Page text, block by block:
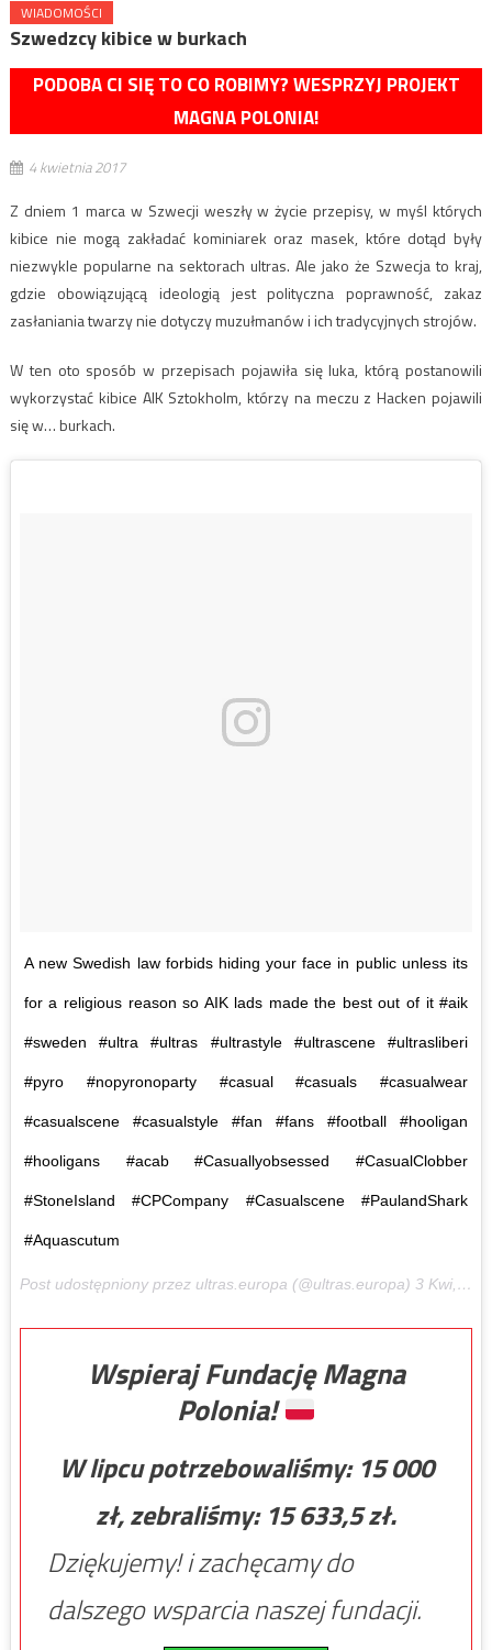
WIADOMOŚCI
Szwedzcy kibice w burkach
PODOBA CI SIĘ TO CO ROBIMY? WESPRZYJ PROJEKT
MAGNA POLONIA!
4 kwietnia 2017
Z dniem 1 marca w Szwecji weszły w życie przepisy, w myśl których
kibice nie mogą zakładać kominiarek oraz masek, które dotąd były
niezwykle popularne na sektorach ultras. Ale jako że Szwecja to kraj,
gdzie obowiązującą ideologią jest polityczna poprawność, zakaz
zasłaniania twarzy nie dotyczy muzułmanów i ich tradycyjnych strojów.
W ten oto sposób w przepisach pojawiła się luka, którą postanowili
wykorzystać kibice AIK Sztokholm, którzy na meczu z Hacken pojawili
się w… burkach.
A new Swedish law forbids hiding your face in public unless its
for a religious reason so AIK lads made the best out of it #aik
#sweden #ultra #ultras #ultrastyle #ultrascene #ultrasliberi
#pyro #nopyronoparty #casual #casuals #casualwear
#casualscene #casualstyle #fan #fans #football #hooligan
#hooligans #acab #Casuallyobsessed #CasualClobber
#StoneIsland #CPCompany #Casualscene #PaulandShark
#Aquascutum
Post udostępniony przez ultras.europa (@ultras.europa) 3 Kwi, 2017 o 1:54 PDT
Wspieraj Fundację Magna
Polonia!
W lipcu potrzebowaliśmy: 15 000
zł, zebraliśmy: 15 633,5zł.
Dziękujemy! i zachęcamy do
dalszego wsparcia naszej fundacji.